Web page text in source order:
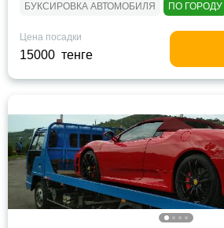
БУКСИРОВКА АВТОМОБИЛЯ ПО ГОРОДУ
Цена посадки
15000 тенге